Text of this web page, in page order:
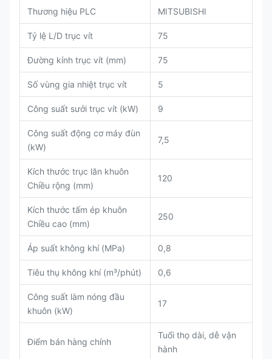
Thương hiệu PLC MITSUBISHI
Tỷ lệ L/D trục vít 75
Đường kính trục vít (mm) 75
Số vùng gia nhiệt trục vít 5
Công suất sưởi trục vít (kW) 9
Công suất động cơ máy đùn
(kW)
7,5
Kích thước trục lăn khuôn
Chiều rộng (mm)
120
Kích thước tấm ép khuôn
Chiều cao (mm)
250
Áp suất không khí (MPa) 0,8
Tiêu thụ không khí (m³/phút) 0,6
Công suất làm nóng đầu
khuôn (kW)
17
Điểm bán hàng chính
Tuổi thọ dài, dễ vận
hành